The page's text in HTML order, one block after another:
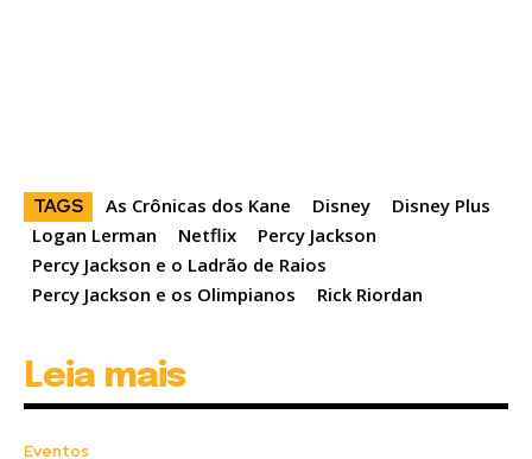
TAGS As Crônicas dos Kane Disney
Disney Plus
Logan Lerman
Netflix
Percy Jackson
Percy Jackson e o Ladrão de Raios
Percy Jackson e os Olimpianos
Rick Riordan
Leia mais
Eventos